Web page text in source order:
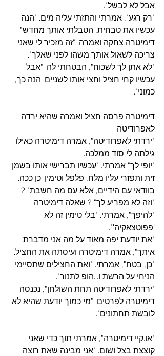
אבל לא לבשל".
"רק רגע", אמרתי והתזתי עליה מים. "הנה
עכשיו את טבחית, הטבלתי אותך מחדש".
דימיטרה צחקה ואמרה: "זה מזכיר לי שאני
צריכה לשאול אותך משהו לפני שאלך".
"לא אתן לך לשכוח", הבטחתי לה. "אבל
עכשיו קחי חציל וחצי אותו לשניים. הנה כך,
כמוני".
דימיטרה פרסה חציל ואמרה שהיא ירדה
לאפרודיטה.
"ירדתי לאפרודיטה", אמרה דימיטרה כאילו
גילתה לי סוד ממלכה.
"יופי לך" אמרתי. "עכשיו תברישי אותו בשמן
זית ותפזרי עליו מלח, פלפל וטימין. כן ככה.
בוודאי עם הידיים, אלא עם מה חשבת" ?
"וזה לא מפריע לך" ? שאלה דימיטרה.
"להיפך", אמרתי. "בלי טימין זה לא
'פפוטצאקיה'".
"את יודעת יפה מאוד על מה אני מדברת
איתך", אמרה דימיטרה ועיסתה את החציל.
"כן, בטח", אמרתי. "ואת החצילים שתסיימי
הניחי על הרשת ו...הופ לתנור".
"ירדתי לאפרודיטה תחת השולחן", נכנסה
דימיטרה לפרטים. "מי כמוך יודעת שהיא לא
לובשת תחתונים".
"או.קיי דימיטרה", אמרתי תוך כדי שאני
קוצצת בצל ושום. "אני מבינה שאת רוצה